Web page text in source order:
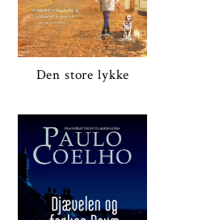
Den store lykke